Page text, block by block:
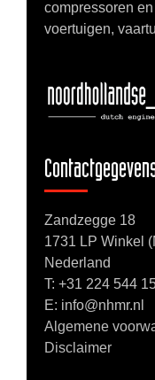
compressoren
voertuigen,
Zandzegge 18
1731 LP Winkel
Nederland
T: +31 224 544
E: info@nhmr.nl
Algemene
Disclaimer